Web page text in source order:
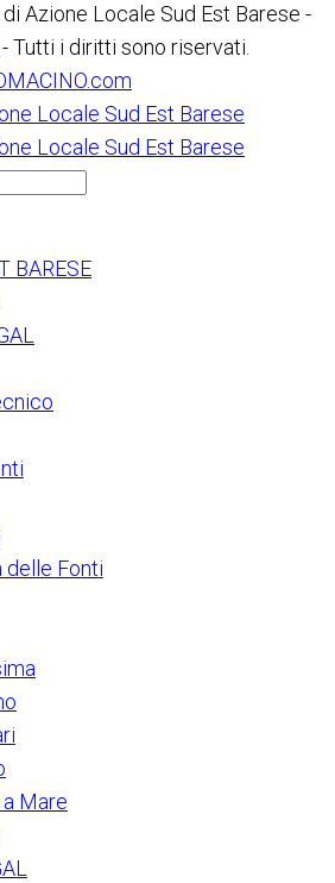
Azione Locale Sud Est Barese -
Tutti i diritti sono riservati.
BARESE
delle Fonti
Mare